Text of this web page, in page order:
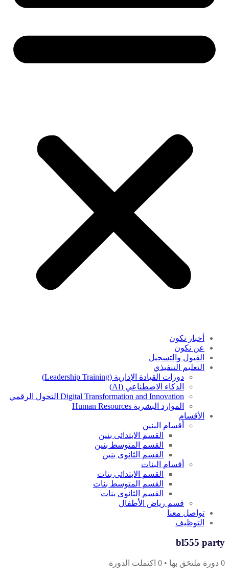
أخبار نكون
عن نكون
القبول والتسجيل
التعليم التنفيذي
دورات القيادة الإدارية (Leadership Training)
الذكاء الاصطناعي (AI)
Digital Transformation and Innovation التحول الرقمي
الموارد البشرية Human Resources
الأقسام
أقسام البنين
القسم الابتدائى بنين
القسم المتوسط بنين
القسم الثانوى بنين
أقسام البنات
القسم الابتدائى بنات
القسم المتوسط بنات
القسم الثانوى بنات
قسم رياض الأطفال
تواصل معنا
التوظيف
bl555 party
0 دورة ملتحَق بها •
0 اكتملت الدورة